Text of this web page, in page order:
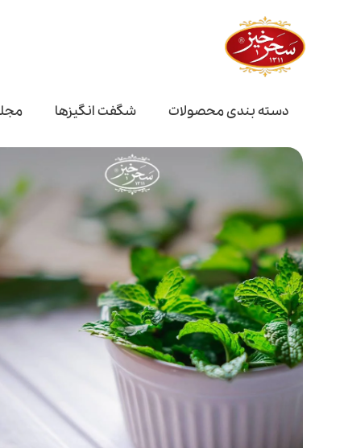
دسته بندی محصولات شگفت انگیز‌ها